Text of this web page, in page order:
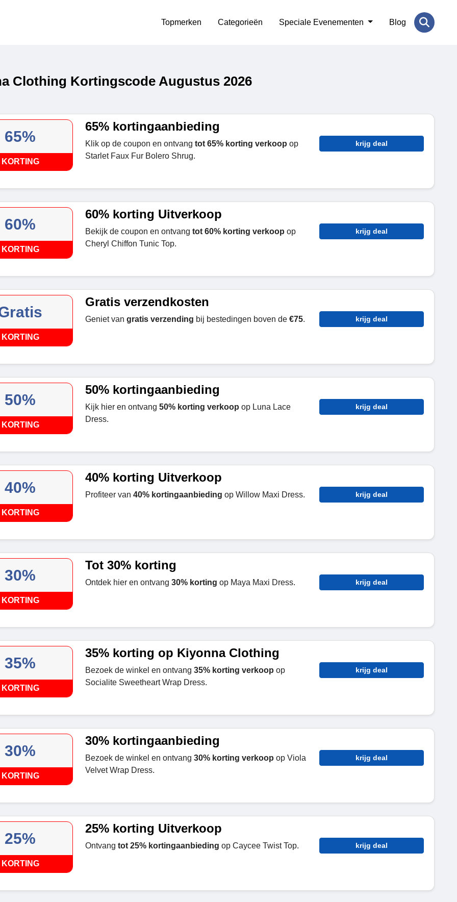
Topmerken Categorieën Speciale Evenementen Blog
Clothing Kortingscode Augustus 2026
65%
KORTING
65% kortingaanbieding
Klik op de coupon en ontvang tot 65% korting verkoop op
Starlet Faux Fur Bolero Shrug.
krijg deal
60%
KORTING
60% korting Uitverkoop
Bekijk de coupon en ontvang tot 60% korting verkoop op
Cheryl Chiffon Tunic Top.
krijg deal
KORTING
Gratis verzendkosten
Geniet van gratis verzending bij bestedingen boven de €75. krijg deal
50%
KORTING
50% kortingaanbieding
Kijk hier en ontvang 50% korting verkoop op Luna Lace
Dress.
krijg deal
40%
KORTING
40% korting Uitverkoop
Profiteer van 40% kortingaanbieding op Willow Maxi Dress. krijg deal
30%
KORTING
Tot 30% korting
Ontdek hier en ontvang 30% korting op Maya Maxi Dress. krijg deal
35%
KORTING
35% korting op Kiyonna Clothing
Bezoek de winkel en ontvang 35% korting verkoop op
Socialite Sweetheart Wrap Dress.
krijg deal
30%
KORTING
30% kortingaanbieding
Bezoek de winkel en ontvang 30% korting verkoop op Viola
Velvet Wrap Dress.
krijg deal
25%
KORTING
25% korting Uitverkoop
Ontvang tot 25% kortingaanbieding op Caycee Twist Top. krijg deal